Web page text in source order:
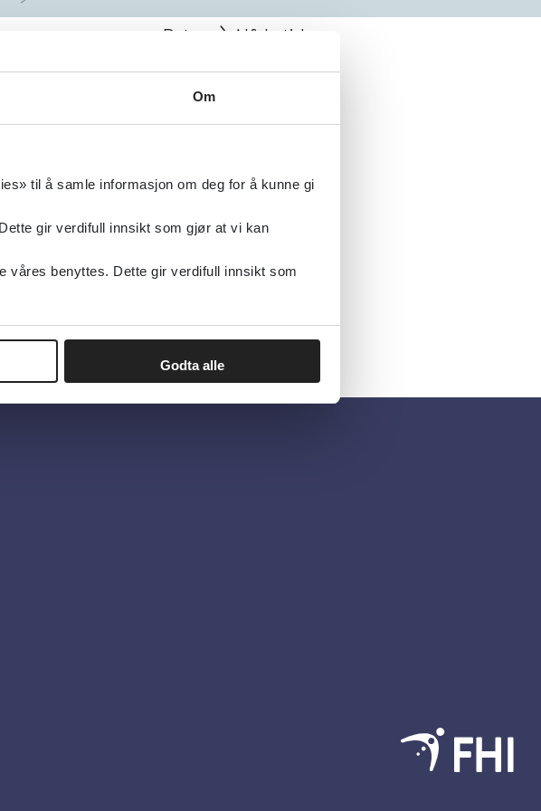
Om
til å samle informasjon om deg for å kunne gi
gir verdifull innsikt som gjør at vi kan
våres benyttes. Dette gir verdifull innsikt som
Godta alle
Dato Alfabetisk